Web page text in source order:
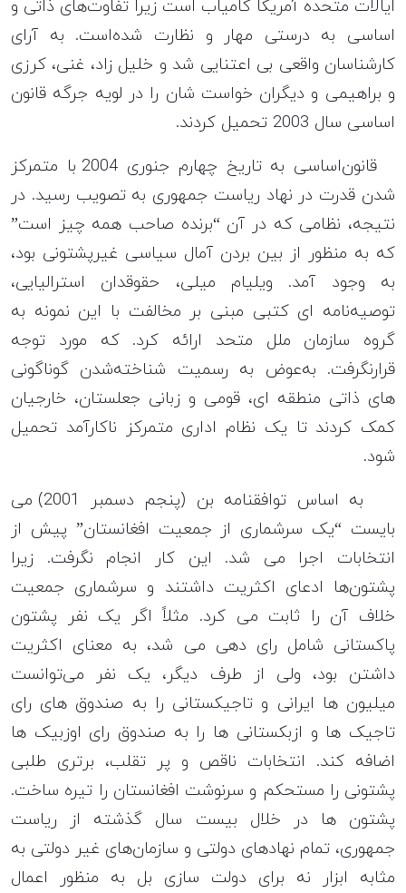
ایالات متحده آمریکا کامیاب است زیرا تفاوت‌های ذاتی و
اساسی به درستی مهار و نظارت شده‌است. به آرای
کارشناسان واقعی بی اعتنایی شد و خلیل زاد، غنی، کرزی
و براهیمی و دیگران خواست شان را در لویه جرگه قانون
اساسی سال 2003 تحمیل کردند.
قانون‌اساسی به تاریخ چهارم جنوری 2004 با متمرکز
شدن قدرت در نهاد ریاست جمهوری به تصویب رسید. در
نتیجه، نظامی که در آن “برنده صاحب همه چیز است”
که به منظور از بین‌ بردن آمال سیاسی غیرپشتونی بود،
به وجود آمد. ویلیام میلی، حقوقدان استرالیایی،
توصیه‌نامه ای کتبی مبنی بر مخالفت با این نمونه به
گروه سازمان ملل متحد ارائه کرد. که مورد توجه
قرارنگرفت. به‌عوض به رسمیت شناخته‌شدن گوناگونی
های ذاتی منطقه ای، قومی و زبانی جعلستان، خارجیان
کمک کردند تا یک نظام اداری متمرکز ناکارآمد تحمیل
شود.
به اساس توافقنامه بن (پنجم دسمبر 2001) می
بایست “یک سرشماری از جمعیت افغانستان” پیش از
انتخابات اجرا می شد. این کار انجام نگرفت. زیرا
پشتون‌ها ادعای اکثریت داشتند و سرشماری جمعیت
خلاف آن را ثابت می کرد. مثلاً اگر یک نفر پشتون
پاکستانی شامل رای دهی می شد، به معنای اکثریت
داشتن بود، ولی از طرف دیگر، یک نفر می‌توانست
میلیون ها ایرانی و تاجیکستانی را به صندوق های رای
تاجیک ها و ازبکستانی ها را به صندوق رای اوزبیک ها
اضافه کند. انتخابات ناقص و پر تقلب، برتری طلبی
پشتونی را مستحکم و سرنوشت افغانستان را تیره ساخت.
پشتون ها در خلال بیست سال گذشته از ریاست
جمهوری، تمام نهادهای دولتی و سازمان‌های غیر دولتی به
مثابه ابزار نه برای دولت سازی بل به منظور اعمال